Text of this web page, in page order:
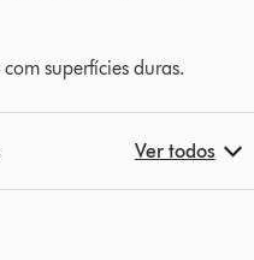
superfícies duras.
Ver todos